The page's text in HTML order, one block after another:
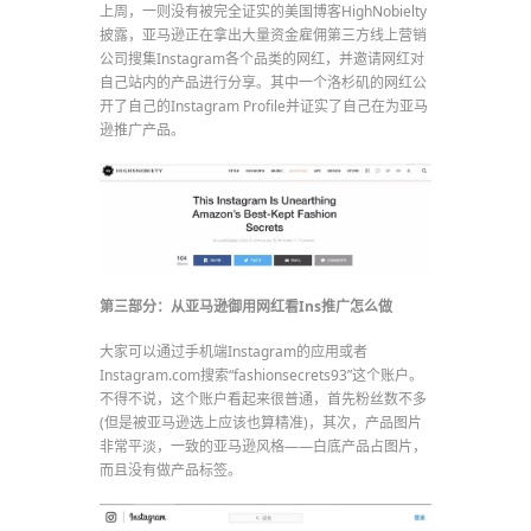
上周，一则没有被完全证实的美国博客HighNobielty
披露，亚马逊正在拿出大量资金雇佣第三方线上营销
公司搜集Instagram各个品类的网红，并邀请网红对
自己站内的产品进行分享。其中一个洛杉矶的网红公
开了自己的Instagram Profile并证实了自己在为亚马
逊推广产品。
第三部分：从亚马逊御用网红看Ins推广怎么做
大家可以通过手机端Instagram的应用或者
Instagram.com搜索“fashionsecrets93”这个账户。
不得不说，这个账户看起来很普通，首先粉丝数不多
(但是被亚马逊选上应该也算精准)，其次，产品图片
非常平淡，一致的亚马逊风格——白底产品占图片，
而且没有做产品标签。